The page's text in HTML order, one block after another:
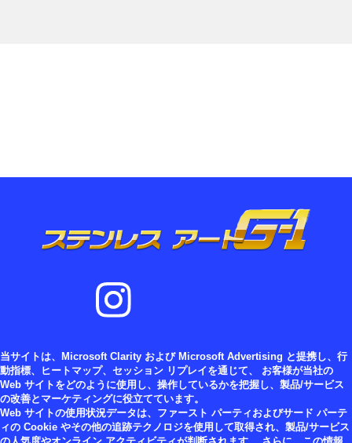
当サイトは、Microsoft Clarity および Microsoft Advertising と提携し、行
動指標、ヒートマップ、セッション リプレイを通じて、 お客様が当社の
Web サイトをどのように使用し、操作しているかを把握し、製品/サービス
の改善とマーケティングに役立てています。
Web サイトの使用状況データは、ファースト パーティおよびサード パーテ
ィの Cookie やその他の追跡テクノロジを使用して取得され、製品/サービス